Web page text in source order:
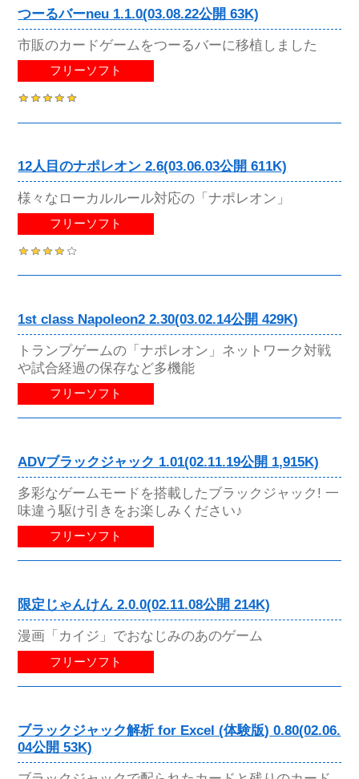
つーるバーneu 1.1.0(03.08.22公開 63K)
市販のカードゲームをつーるバーに移植しました
フリーソフト
12人目のナポレオン 2.6(03.06.03公開 611K)
様々なローカルルール対応の「ナポレオン」
フリーソフト
1st class Napoleon2 2.30(03.02.14公開 429K)
トランプゲームの「ナポレオン」ネットワーク対戦
や試合経過の保存など多機能
フリーソフト
ADVブラックジャック 1.01(02.11.19公開 1,915K)
多彩なゲームモードを搭載したブラックジャック! 一
味違う駆け引きをお楽しみください♪
フリーソフト
限定じゃんけん 2.0.0(02.11.08公開 214K)
漫画「カイジ」でおなじみのあのゲーム
フリーソフト
ブラックジャック解析 for Excel (体験版) 0.80(02.06.
04公開 53K)